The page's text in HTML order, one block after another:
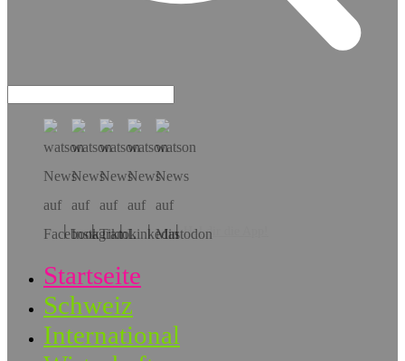
Hol dir die App!
Startseite
Schweiz
International